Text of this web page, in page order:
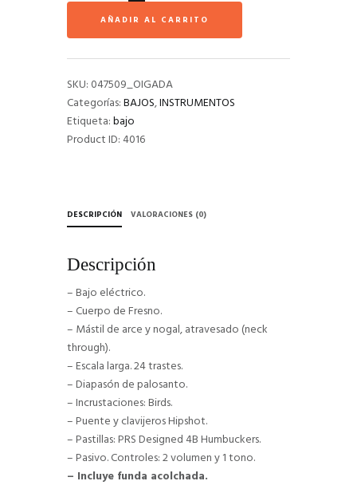
SE
KINGFISHER
Natural
cantidad
AÑADIR AL CARRITO
SKU: 047509_OIGADA
Categorías:BAJOS,INSTRUMENTOS
Etiqueta:bajo
Product ID:4016
DESCRIPCIÓN VALORACIONES (0)
Descripción
– Bajo eléctrico.
– Cuerpo de Fresno.
– Mástil de arce y nogal, atravesado (neck
through).
– Escala larga. 24 trastes.
– Diapasón de palosanto.
– Incrustaciones: Birds.
– Puente y clavijeros Hipshot.
– Pastillas: PRS Designed 4B Humbuckers.
– Pasivo. Controles: 2 volumen y 1 tono.
– Incluye funda acolchada.